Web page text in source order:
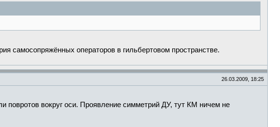
самосопряжённых операторов в гильбертовом пространстве.
26.03.2009, 18:25
повротов вокруг оси. Проявление симметрий ДУ, тут КМ ничем не